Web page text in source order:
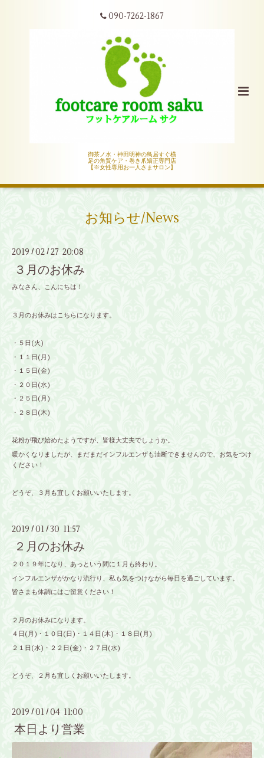
090-7262-1867
御茶ノ水・神田明神の鳥居すぐ横
足の角質ケア・巻き爪矯正専門店
【※女性専用お一人さまサロン】
お知らせ/News
2019 /02 / 27 20:08
３月のお休み
みなさん、こんにちは！
３月のお休みはこちらになります。
・５日(火)
・１１日(月)
・１５日(金)
・２０日(水)
・２５日(月)
・２８日(木)
花粉が飛び始めたようですが、皆様大丈夫でしょうか。
暖かくなりましたが、まだまだインフルエンザも油断できませんので、お気をつけ
ください！
どうぞ、３月も宜しくお願いいたします。
2019 /01 /30 11:57
２月のお休み
２０１９年になり、あっという間に１月も終わり。
インフルエンザがかなり流行り、私も気をつけながら毎日を過ごしています。
皆さまも体調にはご留意ください！
２月のお休みになります。
４日(月)・１０日(日)・１４日(木)・１８日(月)
２１日(水)・２２日(金)・２７日(水)
どうぞ、２月も宜しくお願いいたします。
2019 /01 / 04 11:00
本日より営業